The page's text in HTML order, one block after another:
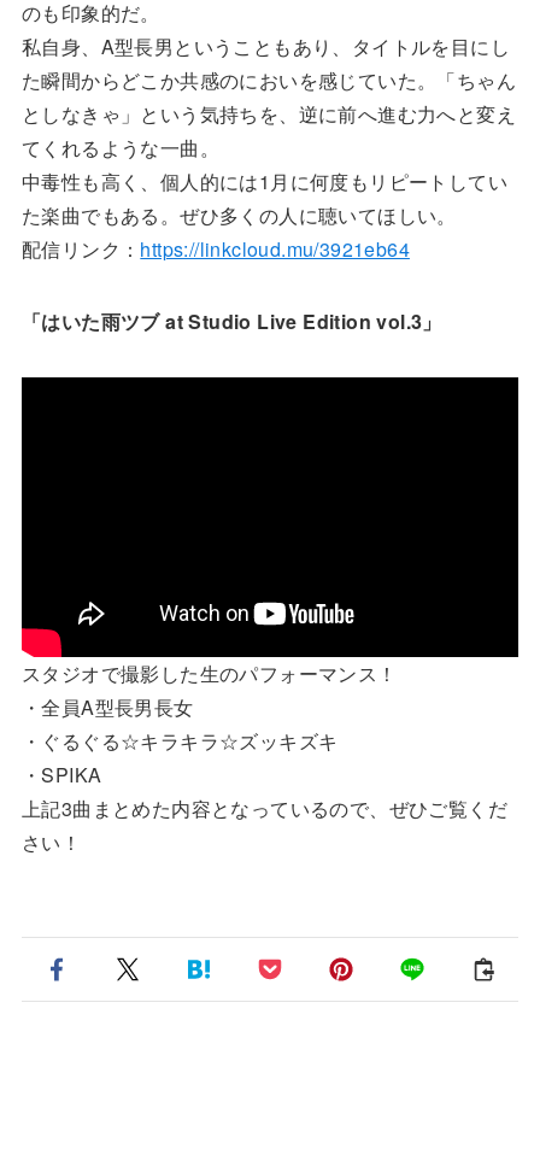
のも印象的だ。
私自身、A型長男ということもあり、タイトルを目にし
た瞬間からどこか共感のにおいを感じていた。「ちゃん
としなきゃ」という気持ちを、逆に前へ進む力へと変え
てくれるような一曲。
中毒性も高く、個人的には1月に何度もリピートしてい
た楽曲でもある。ぜひ多くの人に聴いてほしい。
配信リンク： https://linkcloud.mu/3921eb64
「はいた雨ツブ at Studio Live Edition vol.3」
スタジオで撮影した生のパフォーマンス！
・全員A型長男長女
・ぐるぐる☆キラキラ☆ズッキズキ
・SPIKA
上記3曲まとめた内容となっているので、ぜひご覧くだ
さい！